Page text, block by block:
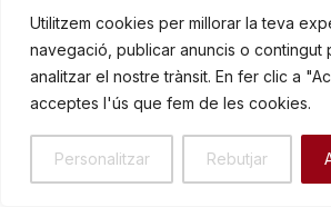
Utilitzem cookies per millorar la teva
navegació, publicar anuncis o contingut
analitzar el nostre trànsit. En fer clic a
acceptes l'ús que fem de les cookies.
Personalitzar Rebutjar
El Desfile de la
Usos